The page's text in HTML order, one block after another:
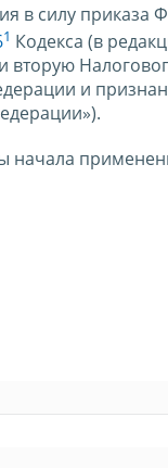
в силу
1 Кодекса (в
и
начала